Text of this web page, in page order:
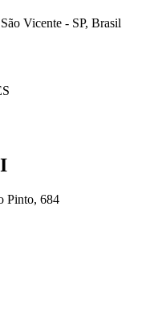
Vicente - SP, Brasil
Pinto, 684